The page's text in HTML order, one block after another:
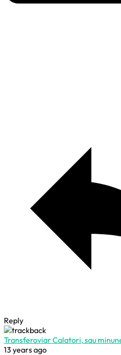
Reply
Transferoviar Calatori, sau
13 years ago